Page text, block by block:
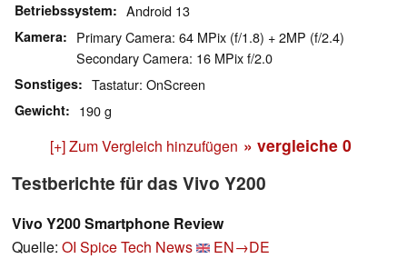
Betriebssystem Android 13
Kamera
Primary Camera: 64 MPix (f/1.8) + 2MP (f/2.4)
Secondary Camera: 16 MPix f/2.0
Sonstiges Tastatur: OnScreen
Gewicht 190 g
[+] Zum Vergleich hinzufügen » vergleiche 0
Testberichte für das Vivo Y200
Vivo Y200 Smartphone Review
Quelle: OI Spice Tech News
EN→DE